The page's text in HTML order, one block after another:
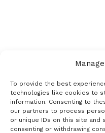
To provide the best
technologies like cookies to
information. Consenting to
our partners to process
or unique IDs on this site and
consenting or withdrawing